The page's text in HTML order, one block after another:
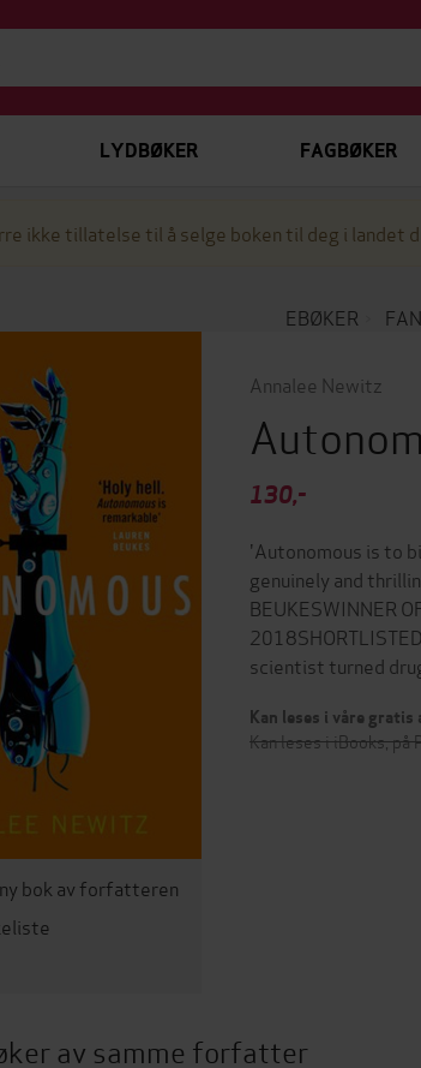
LYDBØKER FAGBØKER
ikke tillatelse til å selge boken til deg i landet
EBØKER
bok av forfatteren
Annalee Newitz
130,-
'Autonomous is to
genuinely and
BEUKESWINNER
scientist turned
Kan leses i våre
Kan leses i iBooks, på
av samme forfatter